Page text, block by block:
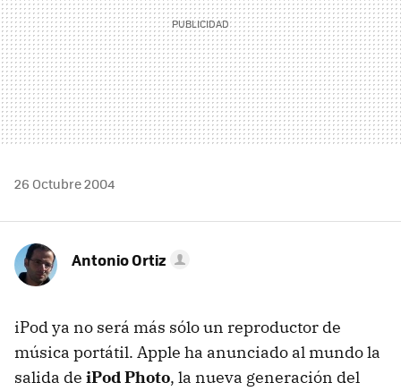
26 Octubre 2004
Antonio Ortiz
iPod ya no será más sólo un reproductor de
música portátil. Apple ha anunciado al mundo la
salida de iPod Photo, la nueva generación del